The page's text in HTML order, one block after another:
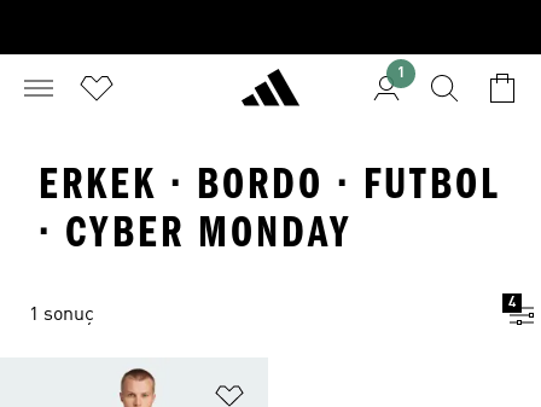
1
ERKEK · BORDO · FUTBOL
· CYBER MONDAY
1 sonuç
4